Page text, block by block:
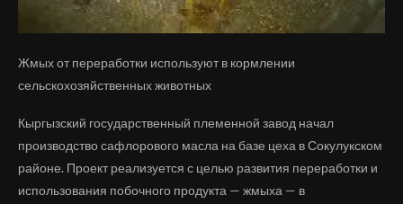
Жмых от переработки используют в кормлении
сельскохозяйственных животных
Кыргызский государственный племенной завод начал
производство сафлорового масла на базе цеха в Сокулукском
районе. Проект реализуется с целью развития переработки и
использования побочного продукта — жмыха — в